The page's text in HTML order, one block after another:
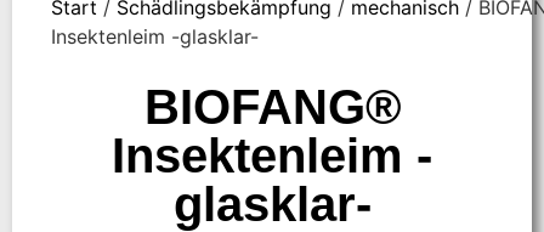
Start / Schädlingsbekämpfung / mechanisch /
Insektenleim -glasklar-
BIOFANG®
Insektenleim -
glasklar-